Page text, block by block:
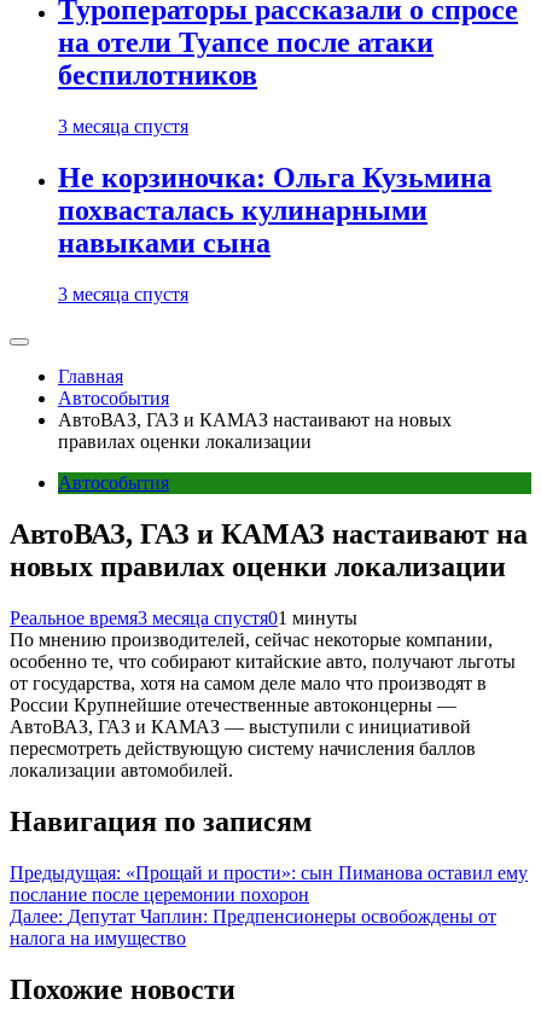
Туроператоры рассказали о спросе
на отели Туапсе после атаки
беспилотников
3 месяца спустя
Не корзиночка: Ольга Кузьмина
похвасталась кулинарными
навыками сына
3 месяца спустя
Главная
Автособытия
АвтоВАЗ, ГАЗ и КАМАЗ настаивают на новых
правилах оценки локализации
Автособытия
АвтоВАЗ, ГАЗ и КАМАЗ настаивают на
новых правилах оценки локализации
Реальное время3 месяца спустя01 минуты
По мнению производителей, сейчас некоторые компании,
особенно те, что собирают китайские авто, получают льготы
от государства, хотя на самом деле мало что производят в
России Крупнейшие отечественные автоконцерны —
АвтоВАЗ, ГАЗ и КАМАЗ — выступили с инициативой
пересмотреть действующую систему начисления баллов
локализации автомобилей.
Навигация по записям
Предыдущая: «Прощай и прости»: сын Пиманова оставил ему
послание после церемонии похорон
Далее: Депутат Чаплин: Предпенсионеры освобождены от
налога на имущество
Похожие новости